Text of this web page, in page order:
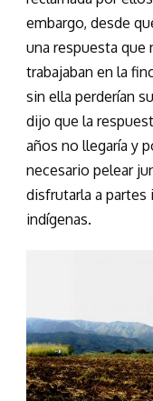
embargo, desde
una respuesta que
trabajaban en la
sin ella perderían
dijo que la
años no llegaría y
necesario pelear
disfrutarla a partes
indígenas.